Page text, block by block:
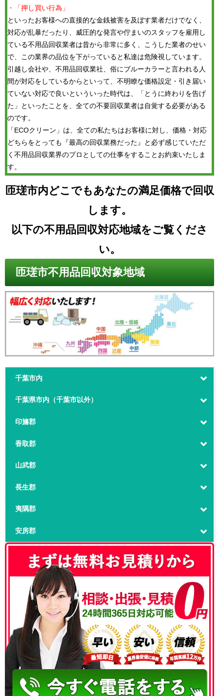
・「押し買い行為」
といったお客様への直接的な金銭被害を及ぼす業者だけでなく、
対応が乱暴だったり、威圧的な発言や佇まいのスタッフを雇用し
ている不用品回収業者は昔から非常に多く、こうした業者のせい
で、この業界の品位を下がっていると私達は危険視しています。
引越し会社や、不用品回収業社、俗にブルーカラーと言われる人
間が対応をしているからといって、不明瞭な価格設定・引き届い
ていない対応で良いといういった時代は、「とうに終わりを告げ
た」といったことを、全ての不要回収業者は自覚する必要がある
のです。
「ECOクリーン」は、全ての私たちはお客様に対し、価格・対応
どちらをとっても『最高の回収業務だった』と必ず感じていただ
く不用品回収業界のプロとしての仕事をすることお約束いたしま
す。
匝瑳市内どこでもあなたの満足価格で回収
します。
以下の不用品回収対応地域をご覧くださ
い。
匝瑳市不用品回収対象地域
千葉市内
千葉県市内（千葉市以外）
印旛郡
香取郡
山武郡
長生郡
夷隅郡
安房郡
050-3186-4780